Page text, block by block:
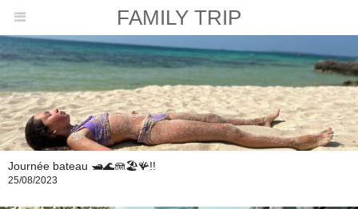
FAMILY TRIP
Journée bateau 🛥️🌊🪼🏖️🪸!!
25/08/2023